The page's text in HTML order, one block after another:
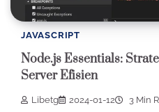
JAVASCRIPT
Node.js Essentials:
Server Efisien
Libetg 2024-01-12 3 Min